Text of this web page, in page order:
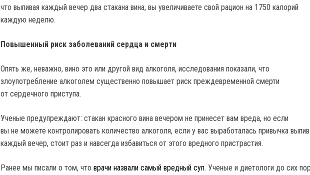
что выпивая каждый вечер два стакана вина, вы увеличиваете свой рацион на 1750 калорий
каждую неделю.
Повышенный риск заболеваний сердца и смерти
Опять же, неважно, вино это или другой вид алкоголя, исследования показали, что
злоупотребление алкоголем существенно повышает риск преждевременной смерти
от сердечного приступа.
Ученые предупреждают: стакан красного вина вечером не принесет вам вреда, но если
вы не можете контролировать количество алкоголя, если у вас выработалась привычка
каждый вечер, стоит раз и навсегда избавиться от этого вредного пристрастия.
Ранее мы писали о том, что врачи назвали самый вредный суп. Ученые и диетологи до сих пор